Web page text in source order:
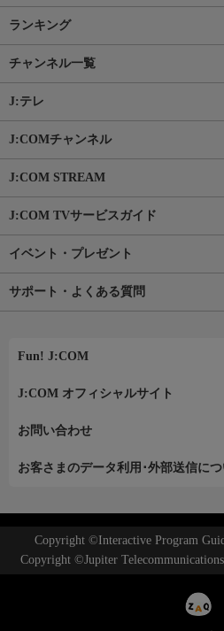
ランキング
チャンネル一覧
J:テレ
J:COMチャンネル
J:COM STREAM
J:COM TVサービスガイド
イベント・プレゼント
サポート・よくある質問
Fun! J:COM
J:COM オフィシャルサイト
お問い合わせ
お客さまのデータ利用･外部送信につ
Copyright ©Interactive Program
Copyright ©Jupiter